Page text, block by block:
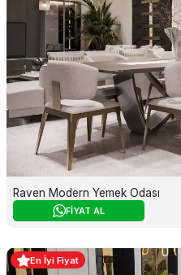
Raven Modern Yemek Odası
FİYAT AL
En İyi Fiyat